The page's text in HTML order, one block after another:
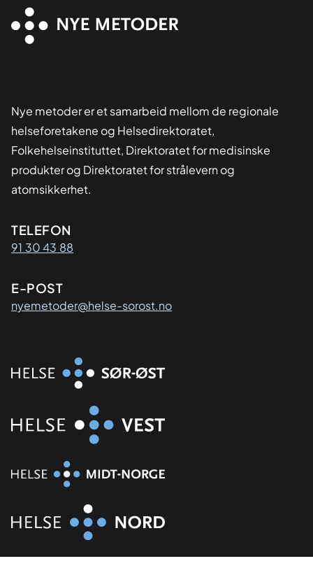
Nye metoder er et samarbeid mellom de regionale
helseforetakene og Helsedirektoratet,
Folkehelseinstituttet, Direktoratet for medisinske
produkter og Direktoratet for strålevern og
atomsikkerhet.
Kontaktinformasjon
TELEFON
91 30 43 88
E-POST
nyemetoder@helse-sorost.no
Organisasjon